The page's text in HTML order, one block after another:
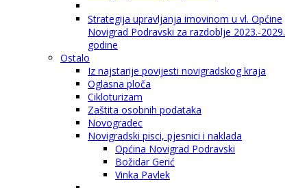
Strategija upravljanja imovinom u vl. Općine
Novigrad Podravski za razdoblje 2023.-2029.
godine
Ostalo
Iz najstarije povijesti novigradskog kraja
Oglasna ploča
Cikloturizam
Zaštita osobnih podataka
Novogradec
Novigradski pisci, pjesnici i naklada
Općina Novigrad Podravski
Božidar Gerić
Vinka Pavlek